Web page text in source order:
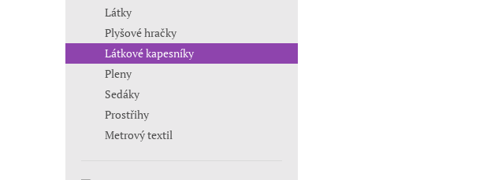
Látky
Plyšové hračky
Látkové kapesníky
Pleny
Sedáky
Prostřihy
Metrový textil